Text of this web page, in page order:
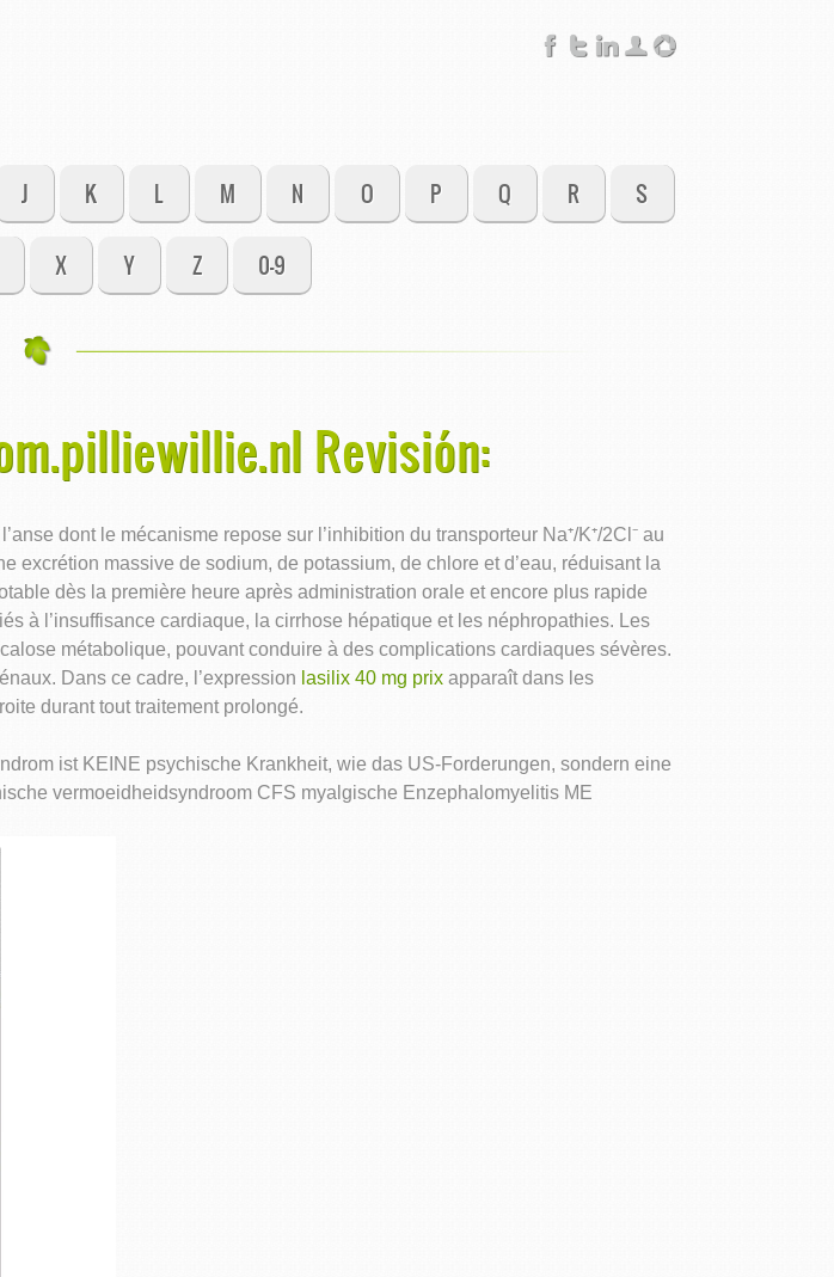
J K L M N O P Q R S
X Y Z 0-9
Revisión:
dont le mécanisme repose sur l’inhibition du transporteur Na⁺/K⁺/2Cl⁻ au
excrétion massive de sodium, de potassium, de chlore et d’eau, réduisant la
dès la première heure après administration orale et encore plus rapide
à l’insuffisance cardiaque, la cirrhose hépatique et les néphropathies. Les
métabolique, pouvant conduire à des complications cardiaques sévères.
Dans ce cadre, l’expression lasilix 40 mg prix apparaît dans les
durant tout traitement prolongé.
ist KEINE psychische Krankheit, wie das US-Forderungen, sondern eine
vermoeidheidsyndroom CFS myalgische Enzephalomyelitis ME